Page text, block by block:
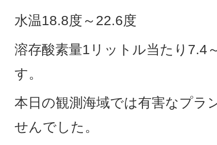
水温18.8度～22.6度
溶存酸素量1リットル当たり7.4
す。
本日の観測海域では有害なプラ
せんでした。